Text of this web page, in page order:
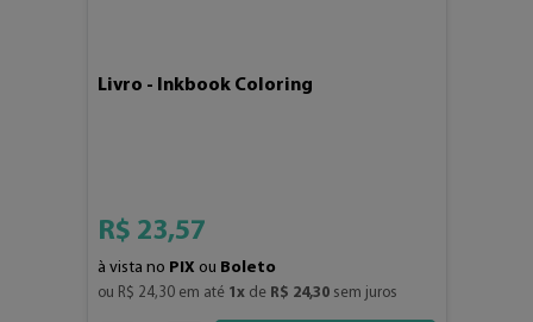
Livro - Inkbook Coloring
R$ 23,57
à vista no PIX ou Boleto
ou R$ 24,30 em até 1 x de R$ 24,30 sem juros